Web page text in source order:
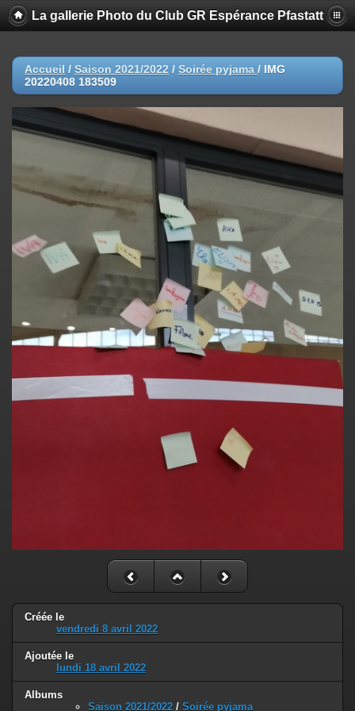
La gallerie Photo du Club GR Espérance Pfastatt
Accueil / Saison 2021/2022 / Soirée pyjama / IMG
20220408 183509
Créée le
vendredi 8 avril 2022
Ajoutée le
lundi 18 avril 2022
Albums
Saison 2021/2022 / Soirée pyjama